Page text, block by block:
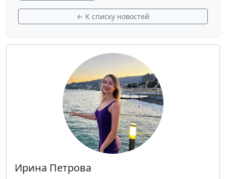
← К списку новостей
Ирина Петрова